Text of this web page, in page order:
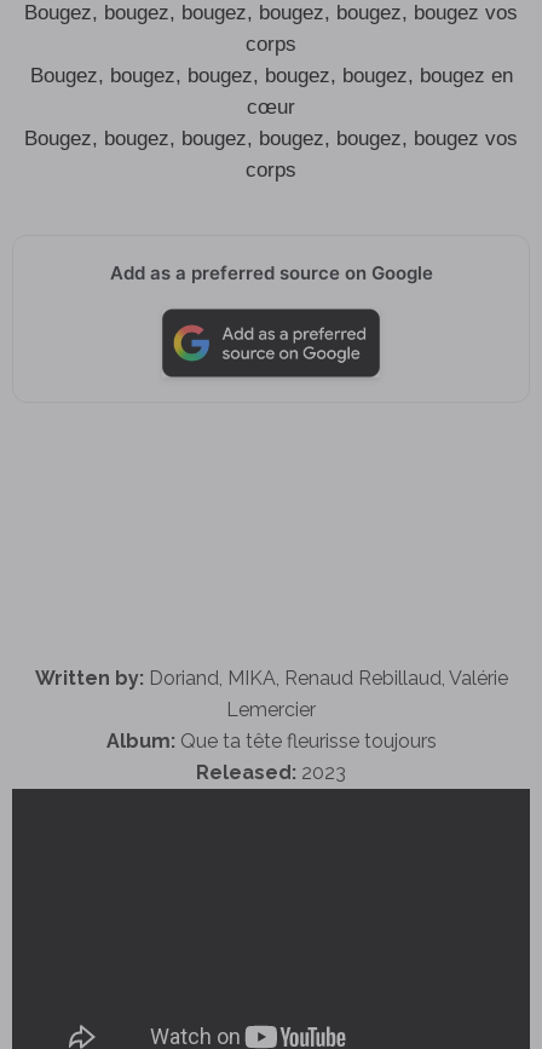
Bougez, bougez, bougez, bougez, bougez, bougez vos
corps
Bougez, bougez, bougez, bougez, bougez, bougez en
cœur
Bougez, bougez, bougez, bougez, bougez, bougez vos
corps
Add as a preferred source on Google
Written by: Doriand, MIKA, Renaud Rebillaud, Valérie
Lemercier
Album: Que ta tête fleurisse toujours
Released: 2023